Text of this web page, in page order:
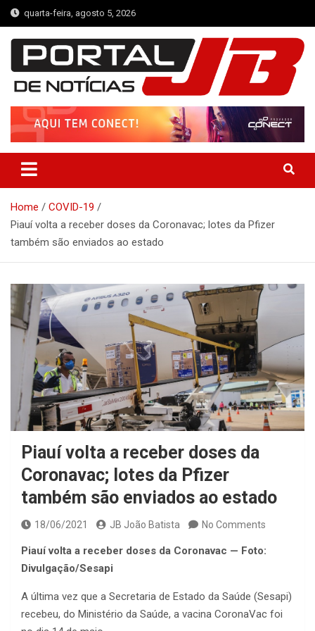
Skip
to
content
quarta-feira, agosto 5, 2026
Portal de Notícias JB
Notícias de Simplício Mendes e Região
Home
COVID-19
Piauí volta a receber doses da Coronavac; lotes da Pfizer
também são enviados ao estado
Piauí volta a receber doses da
Coronavac; lotes da Pfizer
também são enviados ao estado
18/06/2021 JB João Batista No Comments
Piauí volta a receber doses da Coronavac — Foto:
Divulgação/Sesapi
A última vez que a Secretaria de Estado da Saúde (Sesapi)
recebeu, do Ministério da Saúde, a vacina CoronaVac foi